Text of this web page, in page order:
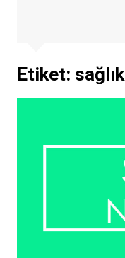
Etiket: sağlık